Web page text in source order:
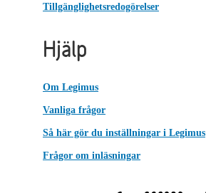
Tillgänglighetsredogörelser
Hjälp
Om Legimus
Vanliga frågor
Så här gör du inställningar i Legimus
Frågor om inläsningar